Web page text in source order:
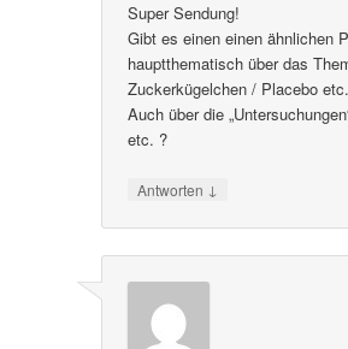
Super Sendung!
Gibt es einen einen ähnlichen
hauptthematisch über das
Zuckerkügelchen / Placebo
Auch über die
etc. ?
Antworten ↓